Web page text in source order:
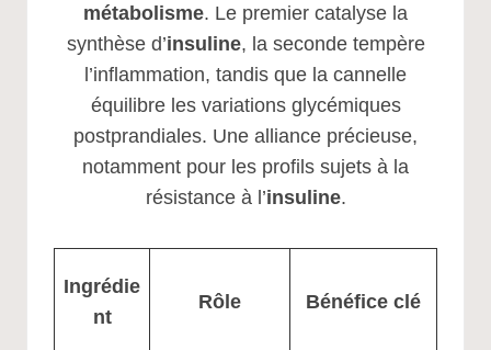
métabolisme. Le premier catalyse la
synthèse d’insuline, la seconde tempère
l’inflammation, tandis que la cannelle
équilibre les variations glycémiques
postprandiales. Une alliance précieuse,
notamment pour les profils sujets à la
résistance à l’insuline.
Ingrédie
nt
Rôle Bénéfice clé